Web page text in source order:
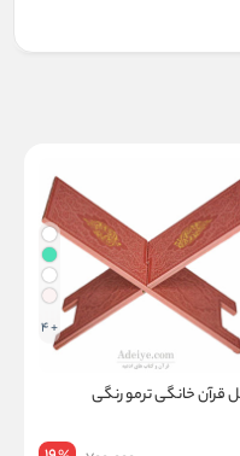
+ 4
قرآن خانگی ترمو رنگی